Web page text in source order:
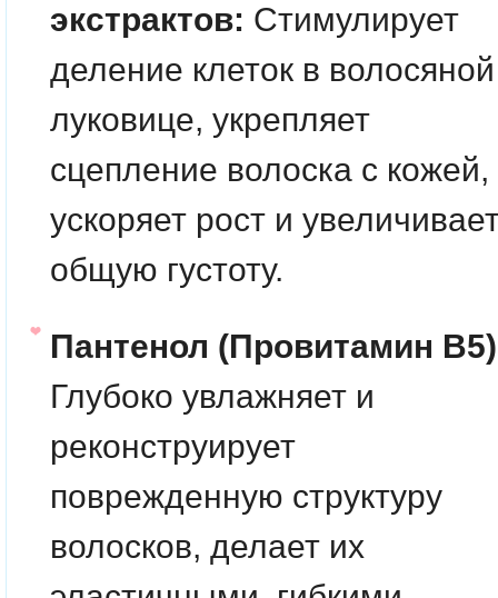
экстрактов: Стимулирует
деление клеток в волосяной
луковице, укрепляет
сцепление волоска с кожей,
ускоряет рост и
общую густоту.
Пантенол (Провитамин
Глубоко увлажняет и
реконструирует
поврежденную структуру
волосков, делает их